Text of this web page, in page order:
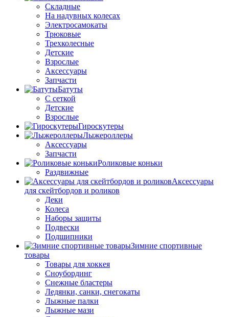
Складные
На надувных колесах
Электросамокаты
Трюковые
Трехколесные
Детские
Взрослые
Аксессуары
Запчасти
Батуты
С сеткой
Детские
Взрослые
Гироскутеры
Лыжероллеры
Аксессуары
Запчасти
Роликовые коньки
Раздвижные
Аксессуары
для скейтбордов и роликов
Деки
Колеса
Наборы защиты
Подвески
Подшипники
Зимние спортивные
товары
Товары для хоккея
Сноубординг
Снежные бластеры
Ледянки, санки, снегокаты
Лыжные палки
Лыжные мази